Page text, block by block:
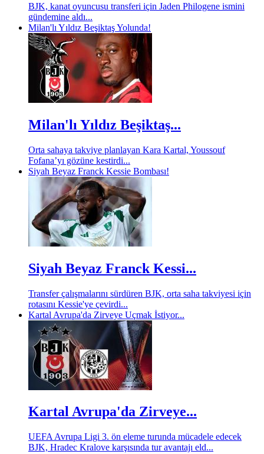
BJK, kanat oyuncusu transferi için Jaden Philogene ismini
gündemine aldı...
Milan'lı Yıldız Beşiktaş Yolunda!
Milan'lı Yıldız Beşiktaş...
Orta sahaya takviye planlayan Kara Kartal, Youssouf
Fofana’yı gözüne kestirdi...
Siyah Beyaz Franck Kessie Bombası!
Siyah Beyaz Franck Kessi...
Transfer çalışmalarını sürdüren BJK, orta saha takviyesi için
rotasını Kessie'ye çevirdi...
Kartal Avrupa'da Zirveye Uçmak İstiyor...
Kartal Avrupa'da Zirveye...
UEFA Avrupa Ligi 3. ön eleme turunda mücadele edecek
BJK, Hradec Kralove karşısında tur avantajı eld...